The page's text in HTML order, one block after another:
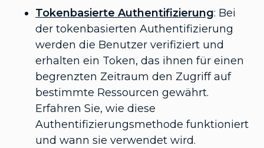
Tokenbasierte Authentifizierung: Bei
der tokenbasierten Authentifizierung
werden die Benutzer verifiziert und
erhalten ein Token, das ihnen für einen
begrenzten Zeitraum den Zugriff auf
bestimmte Ressourcen gewährt.
Erfahren Sie, wie diese
Authentifizierungsmethode funktioniert
und wann sie verwendet wird.